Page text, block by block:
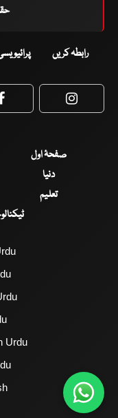
رابطہ کریں
Facebook
صفحۂ اول
دنیا
تعلیم
Urdu